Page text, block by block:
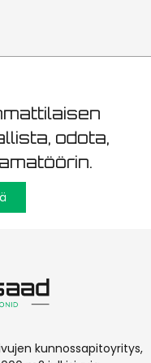
Rapla
odota,
kunnossapitoyritys,